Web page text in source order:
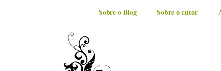
Sobre o Blog Sobre o autor